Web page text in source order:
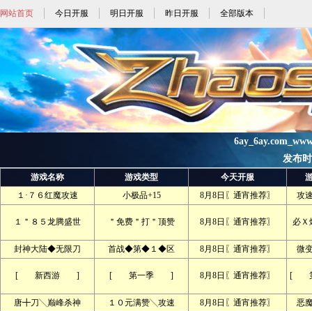
网站首页 今日开服 明日开服 昨日开服 全部版本
发布
游戏名称 游戏类型 今天开服
１·７６红魔攻速
小极品+15 8月8日〖通宵推荐〗 攻
１＂８５龙腾盛世 ＂免费＂打＂顶赞 8月8日〖通宵推荐〗 必Ｘ
封神大陆◆无限刀 首战◆第◆１◆区 8月8日〖通宵推荐〗 微
[ 新西游 ] [ 第一季 ] 8月8日〖通宵推荐〗 [
唐╋刀╲巅峰杀神 １０元满赞╲攻速 8月8日〖通宵推荐〗
恶